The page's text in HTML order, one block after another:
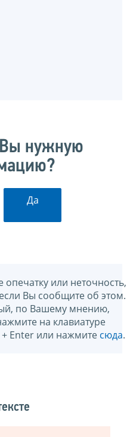
нужную
Да
опечатку или неточность,
Вы сообщите об этом.
по Вашему мнению,
на клавиатуре
Enter или нажмите сюда.